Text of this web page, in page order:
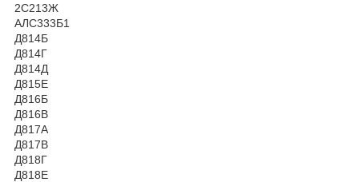
2С213Ж
АЛС333Б1
Д814Б
Д814Г
Д814Д
Д815Е
Д816Б
Д816В
Д817А
Д817В
Д818Г
Д818Е